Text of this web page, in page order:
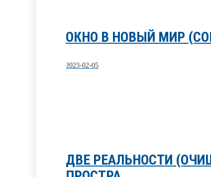
ОКНО В НОВЫЙ МИР
2023-02-05
ДВЕ РЕАЛЬНОСТИ